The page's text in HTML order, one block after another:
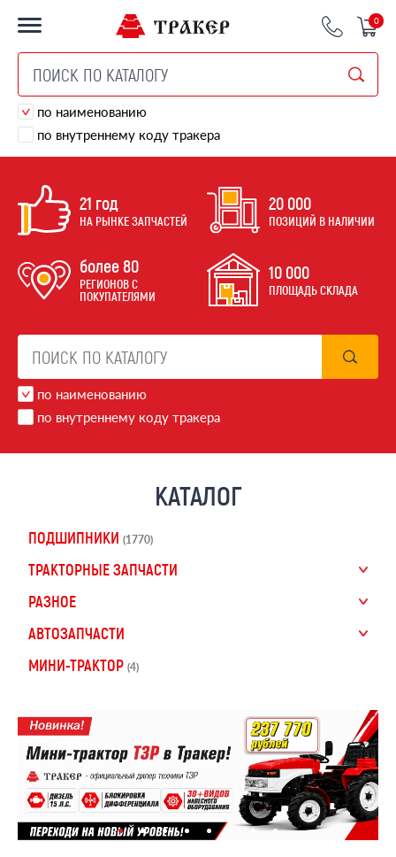
0
по наименованию
по внутреннему коду тракера
21 год
НА РЫНКЕ ЗАПЧАСТЕЙ
20 000
ПОЗИЦИЙ В НАЛИЧИИ
более 80
РЕГИОНОВ С
ПОКУПАТЕЛЯМИ
10 000
ПЛОЩАДЬ СКЛАДА
по наименованию
по внутреннему коду тракера
КАТАЛОГ
ПОДШИПНИКИ (1770)
ТРАКТОРНЫЕ ЗАПЧАСТИ
РАЗНОЕ
АВТОЗАПЧАСТИ
МИНИ-ТРАКТОР (4)